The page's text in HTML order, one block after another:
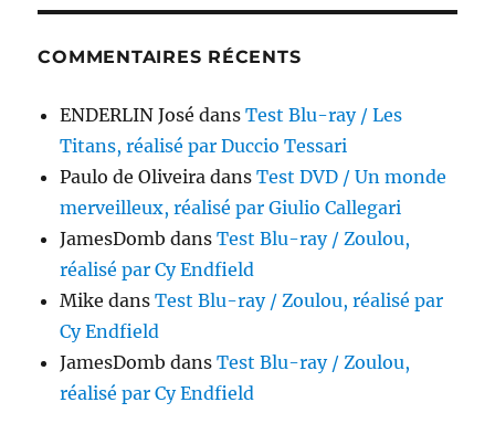
COMMENTAIRES RÉCENTS
ENDERLIN José dansTest Blu-ray / Les
Titans, réalisé par Duccio Tessari
Paulo de Oliveira dansTest DVD / Un monde
merveilleux, réalisé par Giulio Callegari
JamesDomb dansTest Blu-ray / Zoulou,
réalisé par Cy Endfield
Mike dansTest Blu-ray / Zoulou, réalisé par
Cy Endfield
JamesDomb dansTest Blu-ray / Zoulou,
réalisé par Cy Endfield